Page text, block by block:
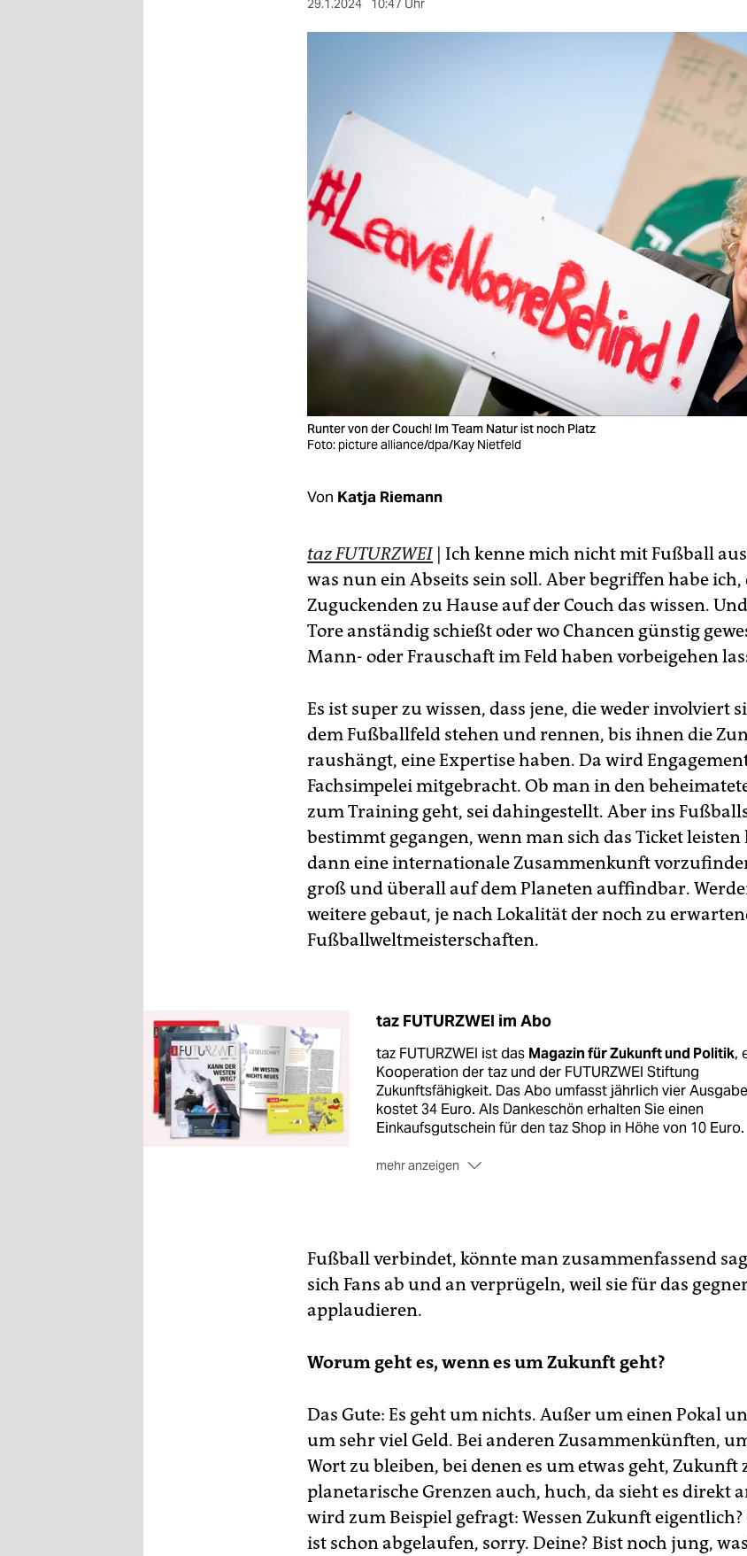
29.1.2024 10:47 Uhr
Runter von der Couch! Im Team Natur ist noch Platz
Foto: picture alliance/dpa/Kay Nietfeld
Von Katja Riemann
taz FUTURZWEI| Ich kenne mich nicht mit Fußball
was nun ein Abseits sein soll. Aber begriffen habe ich,
Zuguckenden zu Hause auf der Couch das wissen.
Tore anständig schießt oder wo Chancen günstig
Mann- oder Frauschaft im Feld haben vorbeigehen
Es ist super zu wissen, dass jene, die weder involviert
dem Fußballfeld stehen und rennen, bis ihnen die
raushängt, eine Expertise haben. Da wird
Fachsimpelei mitgebracht. Ob man in den
zum Training geht, sei dahingestellt. Aber ins
bestimmt gegangen, wenn man sich das Ticket
dann eine internationale Zusammenkunft
groß und überall auf dem Planeten auffindbar.
weitere gebaut, je nach Lokalität der noch zu
Fußballweltmeisterschaften.
taz FUTURZWEI im Abo
taz FUTURZWEI ist das Magazin für Zukunft und Politik,
Kooperation der taz und der FUTURZWEI Stiftung
Zukunftsfähigkeit. Das Abo umfasst jährlich vier
kostet 34 Euro. Als Dankeschön erhalten Sie einen
Einkaufsgutschein für den taz Shop in Höhe von 10 Euro.
mehr anzeigen
Fußball verbindet, könnte man zusammenfassend
sich Fans ab und an verprügeln, weil sie für das
applaudieren.
Worum geht es, wenn es um Zukunft geht?
Das Gute: Es geht um nichts. Außer um einen Pokal
um sehr viel Geld. Bei anderen Zusammenkünften,
Wort zu bleiben, bei denen es um etwas geht, Zukunft
planetarische Grenzen auch, huch, da sieht es direkt
wird zum Beispiel gefragt: Wessen Zukunft
ist schon abgelaufen, sorry. Deine? Bist noch jung,